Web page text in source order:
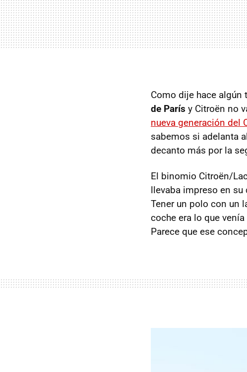
Como dije hace algún
de París y Citroën no
nueva generación del
sabemos si adelanta
decanto más por la
El binomio Citroën/
llevaba impreso en
Tener un polo con un
coche era lo que venía
Parece que ese